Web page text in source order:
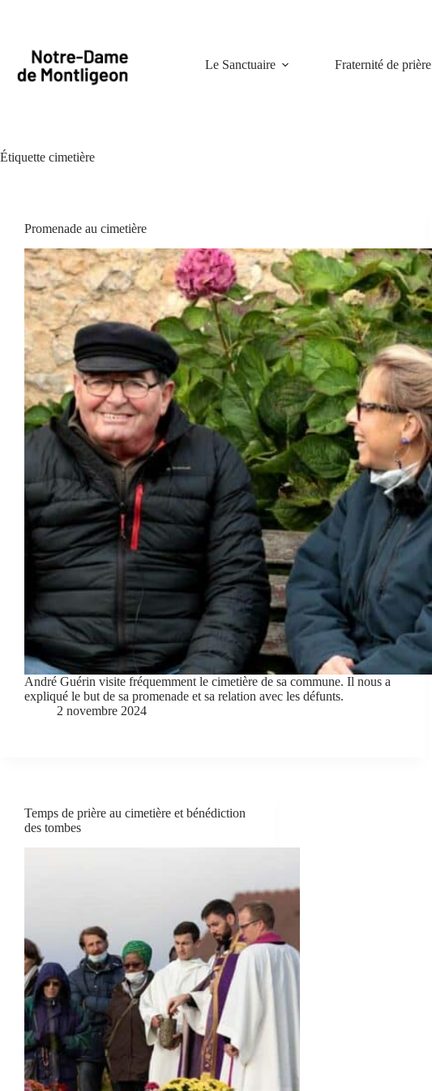
Le Sanctuaire Fraternité de prière
Étiquette cimetière
Promenade au cimetière
André Guérin visite fréquemment le cimetière de sa commune. Il nous a
expliqué le but de sa promenade et sa relation avec les défunts.
2 novembre 2024
Temps de prière au cimetière et bénédiction
des tombes